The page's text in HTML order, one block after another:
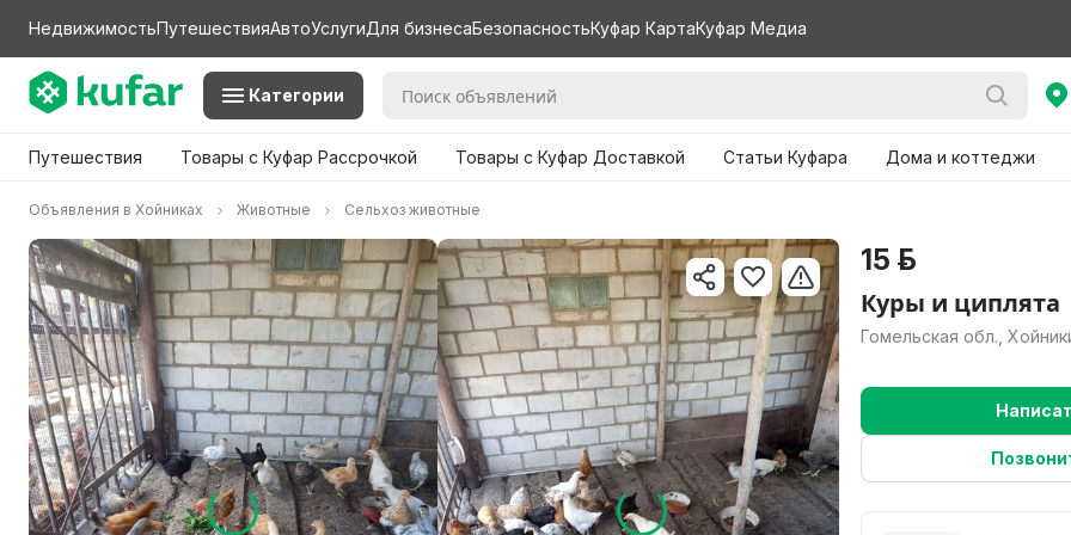
НедвижимостьПутешествияАвтоУслугиДля бизнесаБезопасностьКуфар КартаКуфар Медиа
Категории
Путешествия Товары с Куфар Рассрочкой Товары с Куфар Доставкой Статьи Куфара Дома и коттеджи
Объявления в Хойниках Животные Сельхоз животные
15 р.
Куры и циплята
Гомельская обл.,